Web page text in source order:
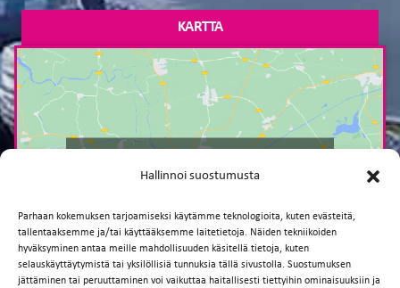
Hallinnoi suostumusta
Parhaan kokemuksen tarjoamiseksi käytämme teknologioita, kuten evästeitä,
tallentaaksemme ja/tai käyttääksemme laitetietoja. Näiden tekniikoiden
hyväksyminen antaa meille mahdollisuuden käsitellä tietoja, kuten
selauskäyttäytymistä tai yksilöllisiä tunnuksia tällä sivustolla. Suostumuksen
jättäminen tai peruuttaminen voi vaikuttaa haitallisesti tiettyihin ominaisuuksiin ja
KARTTA
markkinointievästeet ja ottaaksesi tämän